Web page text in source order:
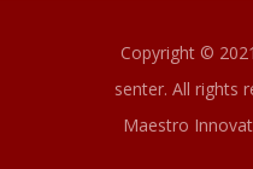
Copyright ©
senter. All rights
Maestro